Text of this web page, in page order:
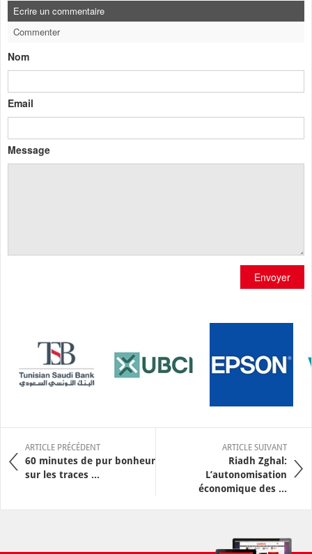
Ecrire un commentaire
Commenter
Nom
Email
Message
Envoyer
ARTICLE PRÉCÉDENT
60 minutes de pur bonheur
sur les traces ...
ARTICLE SUIVANT
Riadh Zghal:
L’autonomisation
économique des ...